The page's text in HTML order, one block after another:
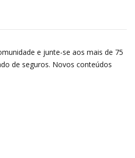
e junte-se aos mais de 75
de seguros. Novos conteúdos